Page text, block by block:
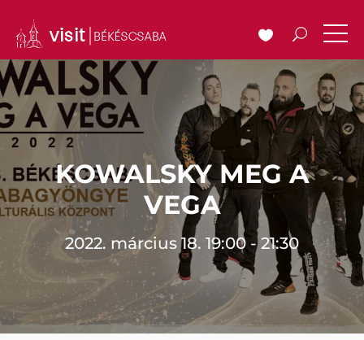
KOWALSKY MEG A
VEGA
2022. március 18. 19:00 - 21:30